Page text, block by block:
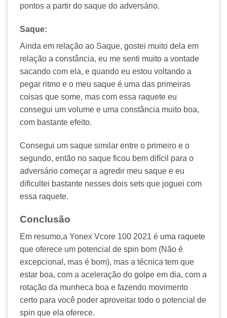
pontos a partir do saque do adversário.
Saque:
Ainda em relação ao Saque, gostei muito dela em
relação a constância, eu me senti muito a vontade
sacando com ela, e quando eu estou voltando a
pegar ritmo e o meu saque é uma das primeiras
coisas que some, mas com essa raquete eu
consegui um volume e uma constância muito boa,
com bastante efeito.
Consegui um saque similar entre o primeiro e o
segundo, então no saque ficou bem difícil para o
adversário começar a agredir meu saque e eu
dificultei bastante nesses dois sets que joguei com
essa raquete.
Conclusão
Em resumo,a Yonex Vcore 100 2021 é uma raquete
que oferece um potencial de spin bom (Não é
excepcional, mas é bom), mas a técnica tem que
estar boa, com a aceleração do golpe em dia, com a
rotação da munheca boa e fazendo movimento
certo para você poder aproveitar todo o potencial de
spin que ela oferece.